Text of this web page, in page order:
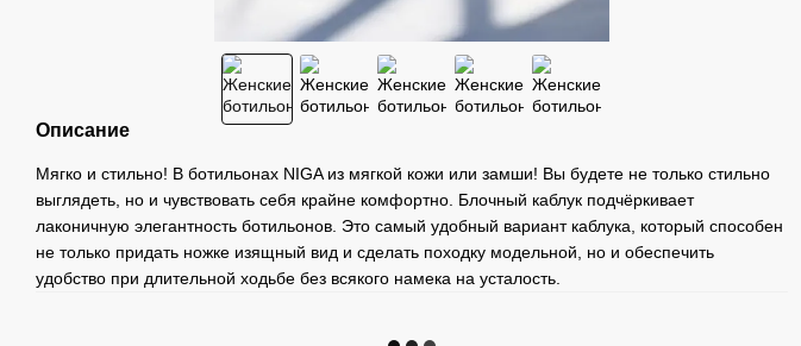
Описание
Мягко и стильно! В ботильонах NIGA из мягкой кожи или замши! Вы будете не только стильно
выглядеть, но и чувствовать себя крайне комфортно. Блочный каблук подчёркивает
лаконичную элегантность ботильонов. Это самый удобный вариант каблука, который способен
не только придать ножке изящный вид и сделать походку модельной, но и обеспечить
удобство при длительной ходьбе без всякого намека на усталость.